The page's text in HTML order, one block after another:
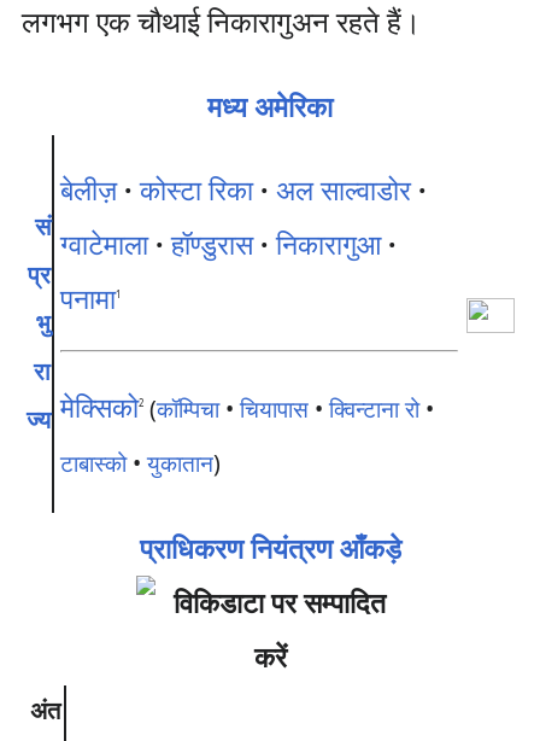
लगभग एक चौथाई निकारागुअन रहते हैं।
मध्य अमेरिका
सं
प्र
भु
रा
ज्य
बेलीज़ · कोस्टा रिका · अल साल्वाडोर ·
ग्वाटेमाला · हॉण्डुरास · निकारागुआ ·
पनामा1
मेक्सिको2(कॉम्पिचा•चियापास•क्विन्टाना रो•
टाबास्को•युकातान)
प्राधिकरण नियंत्रण आँकड़े
अंत